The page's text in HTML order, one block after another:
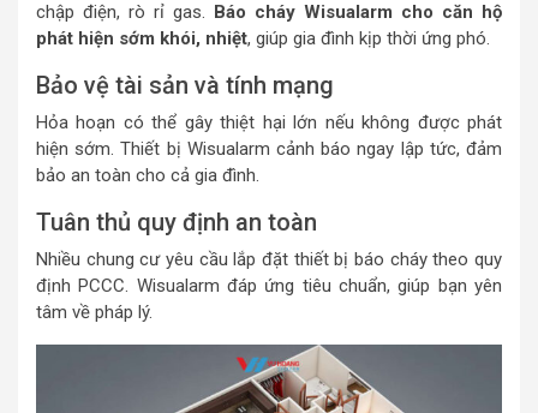
chập điện, rò rỉ gas.
Báo cháy Wisualarm cho căn hộ
phát hiện sớm khói, nhiệt, giúp gia đình kịp thời ứng phó.
Bảo vệ tài sản và tính mạng
Hỏa hoạn có thể gây thiệt hại lớn nếu không được phát
hiện sớm. Thiết bị Wisualarm cảnh báo ngay lập tức, đảm
bảo an toàn cho cả gia đình.
Tuân thủ quy định an toàn
Nhiều chung cư yêu cầu lắp đặt thiết bị báo cháy theo quy
định PCCC. Wisualarm đáp ứng tiêu chuẩn, giúp bạn yên
tâm về pháp lý.